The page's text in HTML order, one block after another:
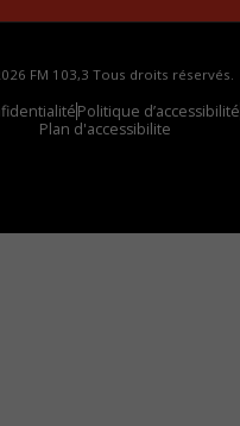
FM 103,3 Tous droits réservés.
Politique d’accessibilité
Plan d'accessibilite